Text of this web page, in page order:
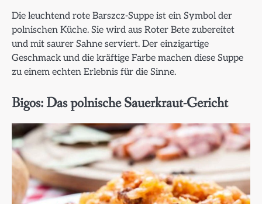
Die leuchtend rote Barszcz-Suppe ist ein Symbol der
polnischen Küche. Sie wird aus Roter Bete zubereitet
und mit saurer Sahne serviert. Der einzigartige
Geschmack und die kräftige Farbe machen diese Suppe
zu einem echten Erlebnis für die Sinne.
Bigos: Das polnische Sauerkraut-Gericht